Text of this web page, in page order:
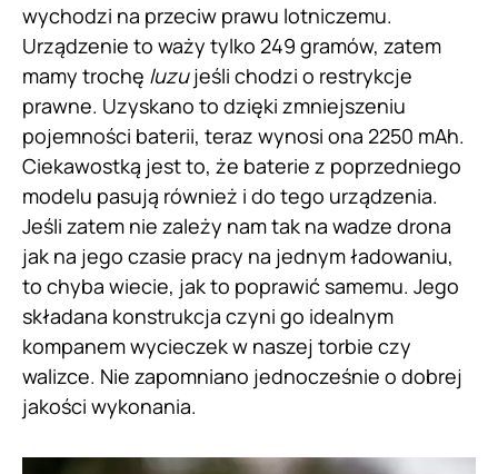
wychodzi na przeciw prawu lotniczemu.
Urządzenie to waży tylko 249 gramów, zatem
mamy trochę luzujeśli chodzi o restrykcje
prawne. Uzyskano to dzięki zmniejszeniu
pojemności baterii, teraz wynosi ona 2250 mAh.
Ciekawostką jest to, że baterie z poprzedniego
modelu pasują również i do tego urządzenia.
Jeśli zatem nie zależy nam tak na wadze drona
jak na jego czasie pracy na jednym ładowaniu,
to chyba wiecie, jak to poprawić samemu. Jego
składana konstrukcja czyni go idealnym
kompanem wycieczek w naszej torbie czy
walizce. Nie zapomniano jednocześnie o dobrej
jakości wykonania.